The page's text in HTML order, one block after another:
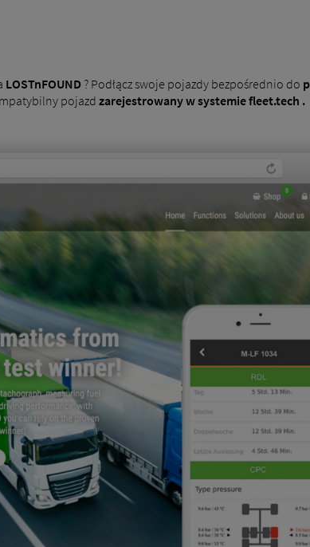
LOSTnFOUND ? Podłącz swoje pojazdy bezpośrednio do
pojazd zarejestrowany w systemie fleet.tech .